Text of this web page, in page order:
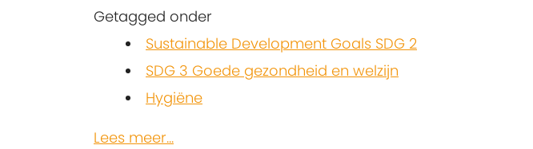
Getagged onder
Sustainable Development Goals SDG 2
SDG 3 Goede gezondheid en welzijn
Hygiëne
Lees meer...